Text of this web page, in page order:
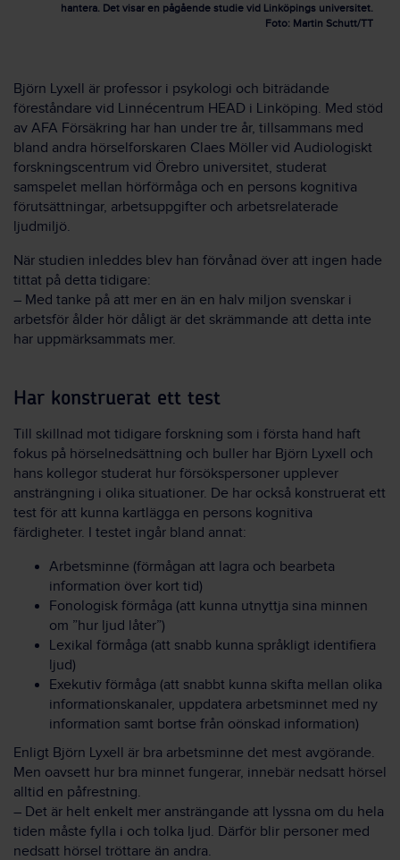
hantera. Det visar en pågående studie vid Linköpings universitet.
Foto: Martin Schutt/TT
Björn Lyxell är professor i psykologi och biträdande
föreståndare vid Linnécentrum HEAD i Linköping. Med stöd
av AFA Försäkring har han under tre år, tillsammans med
bland andra hörselforskaren Claes Möller vid Audiologiskt
forskningscentrum vid Örebro universitet, studerat
samspelet mellan hörförmåga och en persons kognitiva
förutsättningar, arbetsuppgifter och arbetsrelaterade
ljudmiljö.
När studien inleddes blev han förvånad över att ingen hade
tittat på detta tidigare:
– Med tanke på att mer en än en halv miljon svenskar i
arbetsför ålder hör dåligt är det skrämmande att detta inte
har uppmärksammats mer.
Har konstruerat ett test
Till skillnad mot tidigare forskning som i första hand haft
fokus på hörselnedsättning och buller har Björn Lyxell och
hans kollegor studerat hur försökspersoner upplever
ansträngning i olika situationer. De har också konstruerat ett
test för att kunna kartlägga en persons kognitiva
färdigheter. I testet ingår bland annat:
Arbetsminne (förmågan att lagra och bearbeta
information över kort tid)
Fonologisk förmåga (att kunna utnyttja sina minnen
om ”hur ljud låter”)
Lexikal förmåga (att snabb kunna språkligt identifiera
ljud)
Exekutiv förmåga (att snabbt kunna skifta mellan olika
informationskanaler, uppdatera arbetsminnet med ny
information samt bortse från oönskad information)
Enligt Björn Lyxell är bra arbetsminne det mest avgörande.
Men oavsett hur bra minnet fungerar, innebär nedsatt hörsel
alltid en påfrestning.
– Det är helt enkelt mer ansträngande att lyssna om du hela
tiden måste fylla i och tolka ljud. Därför blir personer med
nedsatt hörsel tröttare än andra.